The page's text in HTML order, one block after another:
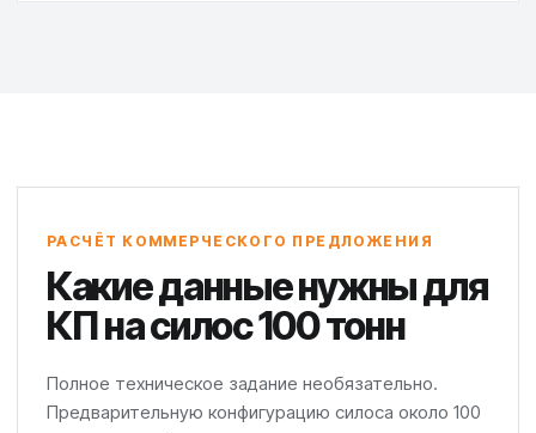
РАСЧЁТ КОММЕРЧЕСКОГО ПРЕДЛОЖЕНИЯ
Какие данные нужны для
КП на силос 100 тонн
Полное техническое задание необязательно.
Предварительную конфигурацию силоса около 100